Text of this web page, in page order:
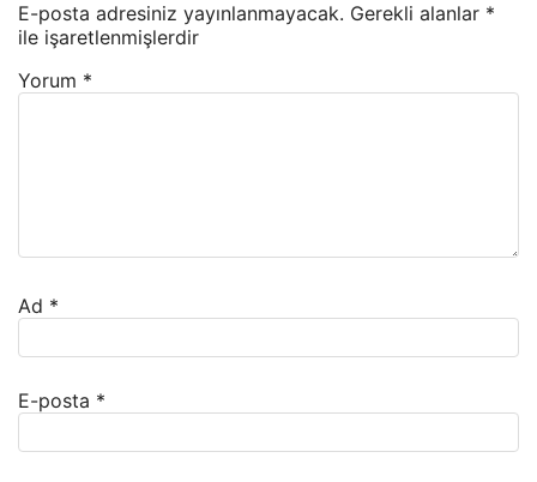
E-posta adresiniz yayınlanmayacak. Gerekli alanlar *
ile işaretlenmişlerdir
Yorum *
Ad *
E-posta *